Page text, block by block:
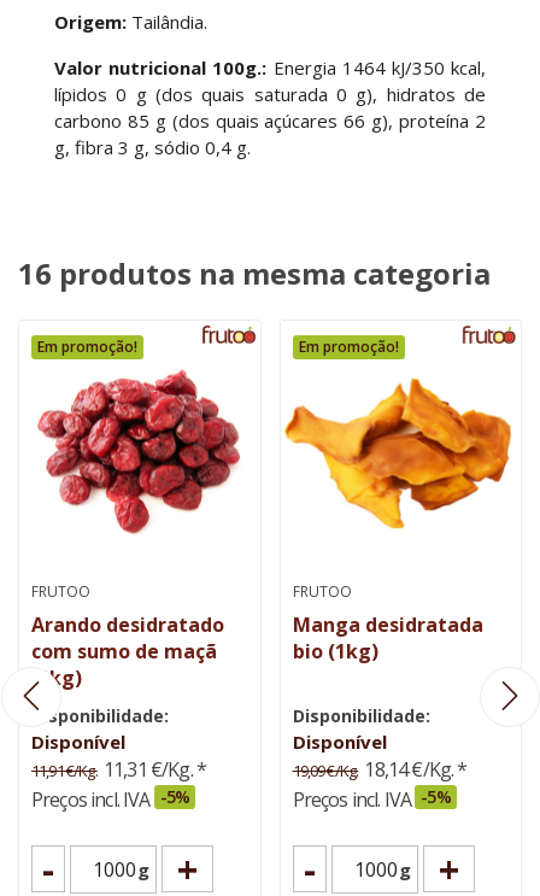
Origem: Tailândia.
Valor nutricional 100g.: Energia 1464 kJ/350 kcal,
lípidos 0 g (dos quais saturada 0 g), hidratos de
carbono 85 g (dos quais açúcares 66 g), proteína 2
g, fibra 3 g, sódio 0,4 g.
16 produtos na mesma categoria
Em promoção!
FRUTOO
Arando desidratado
com sumo de maçã
(1kg)
Disponibilidade:
Disponível
11,91 €/Kg. 11,31 €/Kg.*
Preços incl. IVA -5%
- +
g
Em promoção!
FRUTOO
Manga desidratada
bio (1kg)
Disponibilidade:
Disponível
19,09 €/Kg. 18,14 €/Kg.*
Preços incl. IVA -5%
- +
g